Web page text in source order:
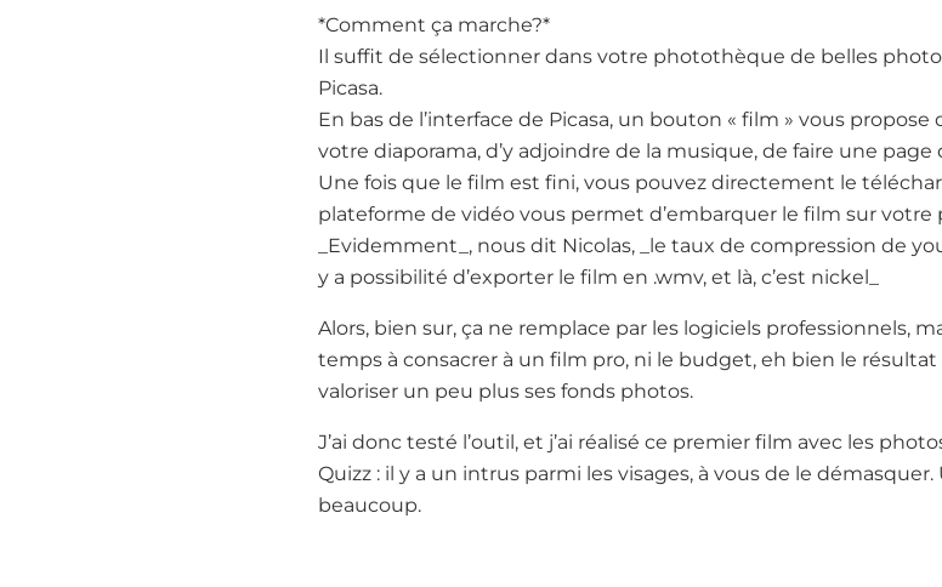
*Comment ça marche?*
Il suffit de sélectionner dans votre photothèque de belles
Picasa.
En bas de l’interface de Picasa, un bouton « film » vous
votre diaporama, d’y adjoindre de la musique, de faire une
Une fois que le film est fini, vous pouvez directement le
plateforme de vidéo vous permet d’embarquer le film sur
_Evidemment_, nous dit Nicolas, _le taux de compression de
y a possibilité d’exporter le film en .wmv, et là, c’est nickel_
Alors, bien sur, ça ne remplace par les logiciels professionnels,
temps à consacrer à un film pro, ni le budget, eh bien le
valoriser un peu plus ses fonds photos.
J’ai donc testé l’outil, et j’ai réalisé ce premier film avec les
Quizz : il y a un intrus parmi les visages, à vous de le
beaucoup.